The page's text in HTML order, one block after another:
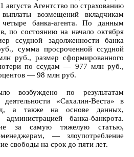
августа Агентство по страхованию
возмещений вкладчикам
четыре банка-агента. По данным
по состоянию на начало октября
ссудной задолженности банка
сумма просроченной ссудной
руб., размер сформированного
по ссудам — 977 млн руб.,
— 98 млн руб.
возбуждено по результатам
деятельности «Сахалин-Веста» в
а также на основе данных,
банка-банкрота.
за самую тяжелую статью,
— злоупотребление
свободы на срок до пяти лет.